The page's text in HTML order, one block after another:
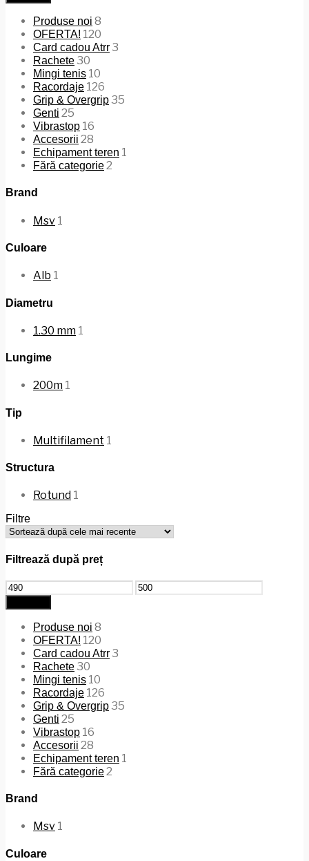
Produse noi 8
OFERTA! 120
Card cadou Atrr3
Rachete30
Mingi tenis 10
Racordaje 126
Grip & Overgrip35
Genti 25
Vibrastop 16
Accesorii 28
Echipament teren 1
Fără categorie2
Brand
Msv 1
Culoare
Alb 1
Diametru
1.30 mm 1
Lungime
200m 1
Tip
Multifilament 1
Structura
Rotund 1
Filtre
Filtrează după preț
Preț
minim
Preț
maxim
Produse noi 8
OFERTA! 120
Card cadou Atrr3
Rachete30
Mingi tenis 10
Racordaje 126
Grip & Overgrip35
Genti 25
Vibrastop 16
Accesorii 28
Echipament teren 1
Fără categorie2
Brand
Msv 1
Culoare